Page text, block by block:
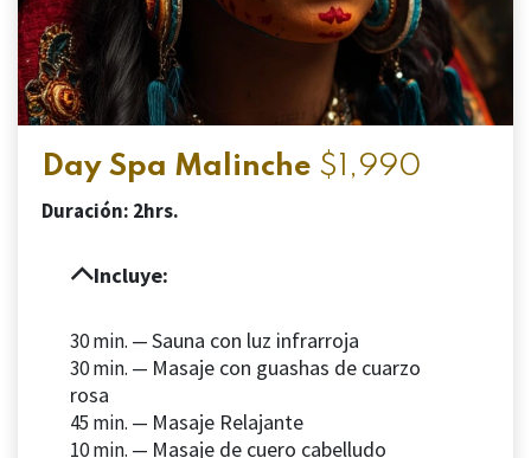
Day Spa Malinche $1,990
Duración: 2hrs.
Incluye:
30 min. —Sauna con luz infrarroja
30 min. — Masaje con guashas de cuarzo
rosa
45 min. — Masaje Relajante
10 min. — Masaje de cuero cabelludo